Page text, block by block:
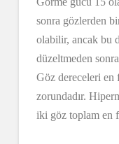
sonra gözlerden
olabilir, ancak bu
düzeltmeden
Göz dereceleri en
zorundadır.
iki göz toplam en